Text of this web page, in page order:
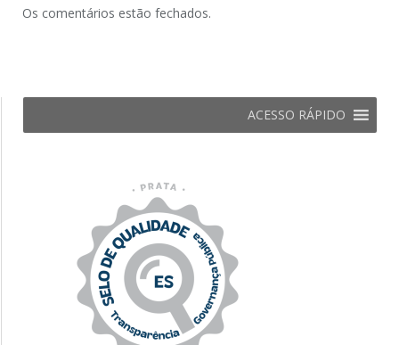
Os comentários estão fechados.
ACESSO RÁPIDO